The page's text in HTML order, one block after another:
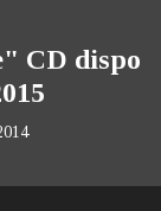
CD dispo